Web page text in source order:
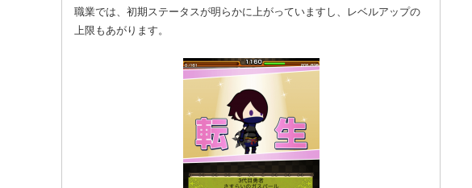
職業では、初期ステータスが明らかに上がっていますし、レベルアップの
上限もあがります。